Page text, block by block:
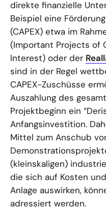
direkte finanzielle
Beispiel eine
(CAPEX) etwa im
(Important Projects of
Interest) oder der
sind in der Regel
CAPEX-Zuschüsse
Auszahlung des
Projektbeginn ein
Anfangsinvestition.
Mittel zum Anschub
(kleinskaligen)
die sich auf Kosten
Anlage auswirken,
adressiert werden.